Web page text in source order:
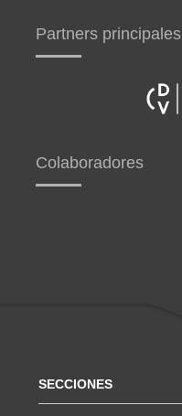
Partners principales
Colaboradores
SECCIONES